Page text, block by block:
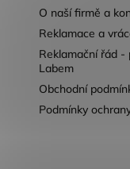
O naší firmě a
Reklamace a
Reklamační řád -
Labem
Obchodní
Podmínky